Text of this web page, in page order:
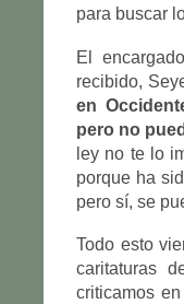
para buscar
El
recibido,
en
pero no
ley no te lo
porque ha
pero sí, se
Todo esto
caritaturas
criticamos